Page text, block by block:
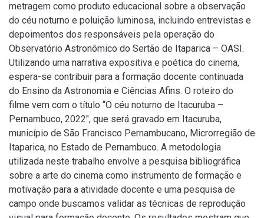
metragem como produto educacional sobre a observação
do céu noturno e poluição luminosa, incluindo entrevistas e
depoimentos dos responsáveis pela operação do
Observatório Astronômico do Sertão de Itaparica – OASI.
Utilizando uma narrativa expositiva e poética do cinema,
espera-se contribuir para a formação docente continuada
do Ensino da Astronomia e Ciências Afins. O roteiro do
filme vem com o título “O céu noturno de Itacuruba –
Pernambuco, 2022", que será gravado em Itacuruba,
município de São Francisco Pernambucano, Microrregião de
Itaparica, no Estado de Pernambuco. A metodologia
utilizada neste trabalho envolve a pesquisa bibliográfica
sobre a arte do cinema como instrumento de formação e
motivação para a atividade docente e uma pesquisa de
campo onde buscamos validar as técnicas de reprodução